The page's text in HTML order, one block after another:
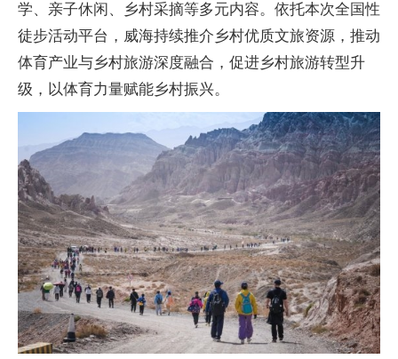
学、亲子休闲、乡村采摘等多元内容。依托本次全国性
徒步活动平台，威海持续推介乡村优质文旅资源，推动
体育产业与乡村旅游深度融合，促进乡村旅游转型升
级，以体育力量赋能乡村振兴。